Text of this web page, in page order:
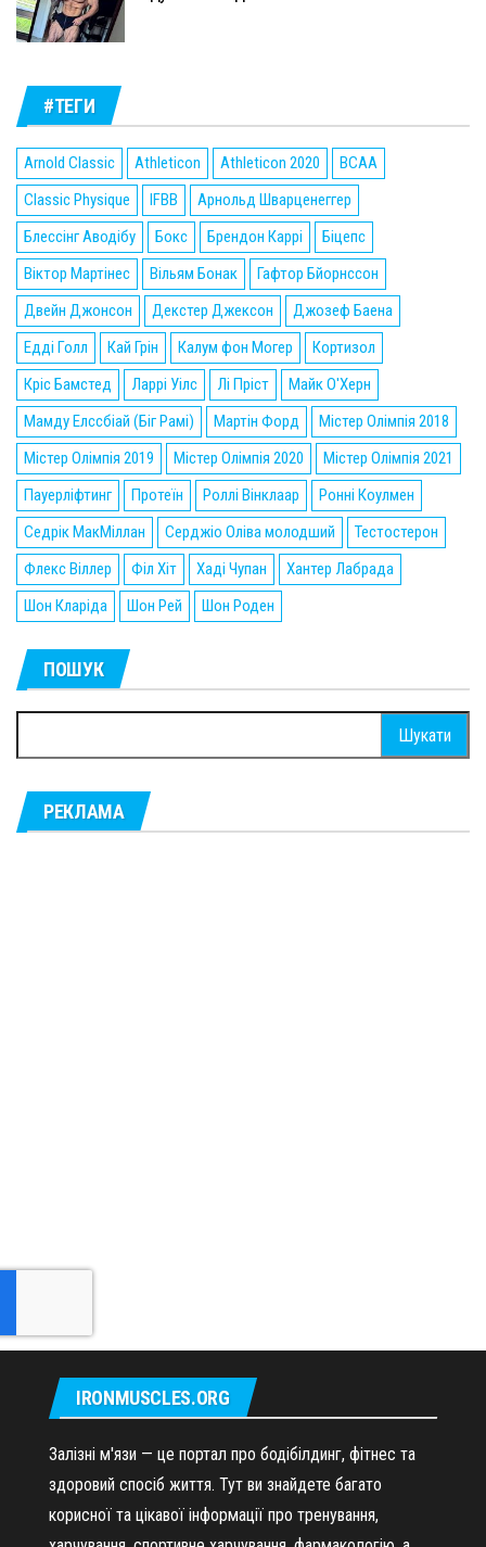
#ТЕГИ
Arnold Classic Athleticon Athleticon 2020
BCAA
Classic Physique
IFBB
Арнольд Шварценеггер
Блессінг Аводібу
Бокс Брендон Каррі
Біцепс
Віктор Мартінес
Вільям Бонак
Гафтор Бйорнссон
Двейн Джонсон
Декстер Джексон
Джозеф Баена
Едді Голл
Кай Грін Калум фон Могер
Кортизол
Кріс Бамстед
Ларрі Уілс Лі Пріст
Майк О'Херн
Мамду Елссбіай (Біг Рамі)
Мартін Форд
Містер Олімпія 2018
Містер Олімпія 2019
Містер Олімпія 2020
Містер Олімпія 2021
Пауерліфтинг
Протеїн Роллі Вінклаар
Ронні Коулмен
Седрік МакМіллан
Серджіо Оліва молодший
Тестостерон
Флекс Віллер
Філ Хіт Хаді Чупан
Хантер Лабрада
Шон Кларіда
Шон Рей Шон Роден
ПОШУК
РЕКЛАМА
IRONMUSCLES.ORG
Залізні м'язи — це портал про бодібілдинг, фітнес та
здоровий спосіб життя. Тут ви знайдете багато
корисної та цікавої інформації про тренування,